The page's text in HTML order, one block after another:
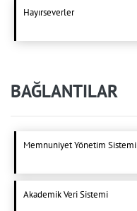
Hayırseverler
BAĞLANTILAR
Memnuniyet Yönetim Sistemi
Akademik Veri Sistemi